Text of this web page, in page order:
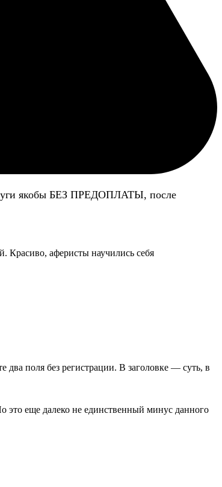
якобы БЕЗ ПРЕДОПЛАТЫ, после
Красиво, аферисты научились себя
два поля без регистрации. В заголовке — суть, в
это еще далеко не единственный минус данного